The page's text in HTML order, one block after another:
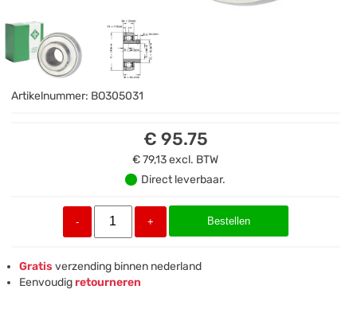
Artikelnummer: BO305031
€ 95.75
€ 79,13excl. BTW
Direct leverbaar.
- + Bestellen
Gratis verzending binnen nederland
Eenvoudigretourneren